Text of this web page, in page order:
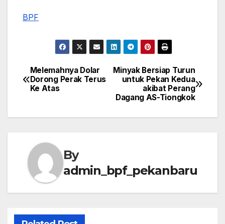
BPF
Post
navigation
Minyak Bersiap Turun
untuk Pekan Kedua
akibat Perang
Dagang AS-Tiongkok
Melemahnya Dolar
Dorong Perak Terus
Ke Atas
By
admin_bpf_pekanbaru